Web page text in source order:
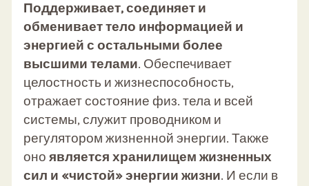
Поддерживает, соединяет и
обменивает тело информацией и
энергией с остальными более
высшими телами. Обеспечивает
целостность и жизнеспособность,
отражает состояние физ. тела и всей
системы, служит проводником и
регулятором жизненной энергии.Также
оноявляется хранилищем жизненных
сил и «чистой» энергии жизни. И если в